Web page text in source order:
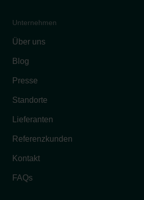
Unternehmen
Über uns
Blog
Presse
Standorte
Lieferanten
Referenzkunden
Kontakt
FAQs